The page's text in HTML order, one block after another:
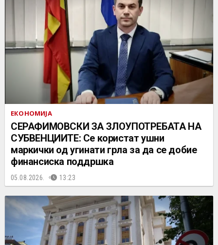
ЕКОНОМИЈА
СЕРАФИМОВСКИ ЗА ЗЛОУПОТРЕБАТА НА
СУБВЕНЦИИТЕ: Се користат ушни
маркички од угинати грла за да се добие
финансиска поддршка
05.08.2026. 13:23